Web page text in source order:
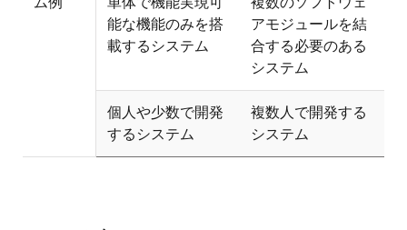
能な機能のみを搭
載するシステム
アモジュールを結
合する必要のある
システム
個人や少数で開発
するシステム
複数人で開発する
システム